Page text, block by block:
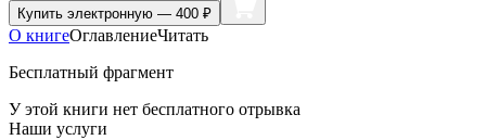
Купить электронную — 400 ₽
О книгеОглавлениеЧитать
Бесплатный фрагмент
У этой книги нет бесплатного отрывка
Наши услуги